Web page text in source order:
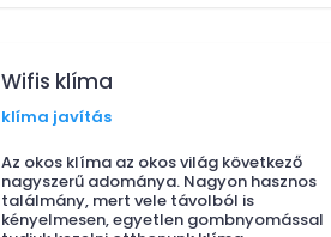
Wifis klíma
klíma javítás
Az okos klíma az okos világ következő
nagyszerű adománya. Nagyon hasznos
találmány, mert vele távolból is
kényelmesen, egyetlen gombnyomással